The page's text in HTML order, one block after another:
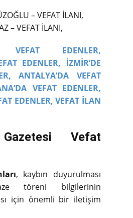
– VEFAT İLANI,
– VEFAT İLANI,
VEFAT EDENLER,
EDENLER, İZMİR’DE
ANTALYA’DA VEFAT
VEFAT EDENLER,
EDENLER, VEFAT İLAN
Vefat
, kaybın duyurulması
töreni bilgilerinin
için önemli bir iletişim